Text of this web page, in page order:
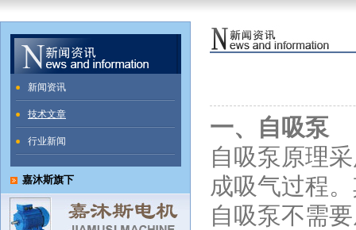
新闻资讯
技术文章
行业新闻
嘉沐斯旗下
一、自吸泵
自吸泵原理
成吸气过程
自吸泵不需